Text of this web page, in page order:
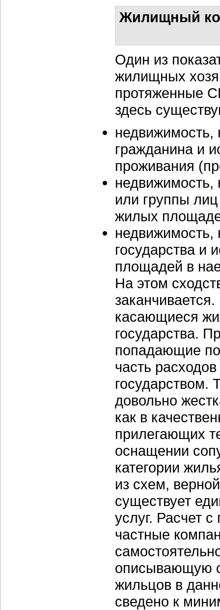
Жилищный
Один из
жилищных
протяженные
здесь
недвижимость,
гражданина и
проживания
недвижимость,
или группы
жилых
недвижимость,
государства и
площадей в
На этом
касающиеся
государства.
попадающие
часть
государством.
довольно
как в
прилегающих
оснащении
категории
из схем,
существует
услуг. Расчет
частные
описывающую
жильцов в
сведено к